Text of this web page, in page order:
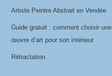
Artiste Peintre Abstrait en Vendée
Guide gratuit : comment choisir une
œuvre d’art pour son intérieur
Rétractation